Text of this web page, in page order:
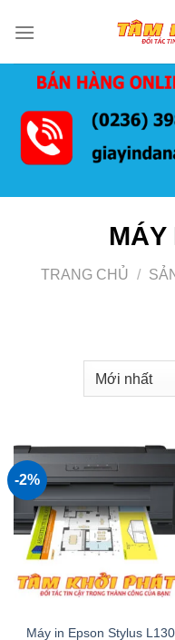
qua
MÁY
TRANG CHỦ /
-2%
Máy in Epson Stylus